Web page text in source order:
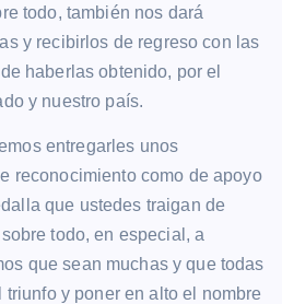
todo, también nos dará
y recibirlos de regreso con las
haberlas obtenido, por el
y nuestro país.
entregarles unos
reconocimiento como de apoyo
que ustedes traigan de
todo, en especial, a
que sean muchas y que todas
y poner en alto el nombre